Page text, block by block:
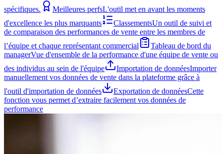
spécifiques.
Meilleures perfsL'outil met en avant les moments
d'excellence les plus marquants
ClassementsUn outil de suivi et
de comparaison des performances de vente entre les membres de
l’équipe et chaque représentant commercial
Tableau de bord du
managerVue d'ensemble de la performance d'une équipe de vente ou
des individus au sein de l'équipe
Importation de donnéesImporter
manuellement vos données de vente dans la plateforme grâce à
l'outil d'importation de données
Exportation de donnéesCette
fonction vous permet d’extraire facilement vos données de
performance